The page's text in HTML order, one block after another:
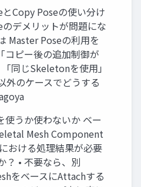
Copy Poseの使い分け
デメリットが問題にな
Master Poseの利用を
コピー後の追加制御が
同じSkeletonを使用」
外のケースでどうする
使うか使わないか ベー
Mesh Component
おける処理結果が必要
？ • 不要なら、別
をベースにAttachする